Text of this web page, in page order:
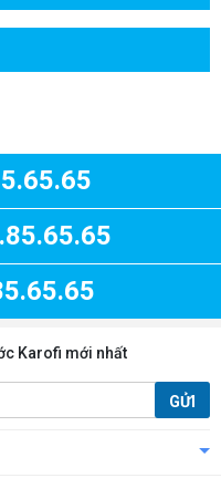
Karofi mới nhất
GỬI